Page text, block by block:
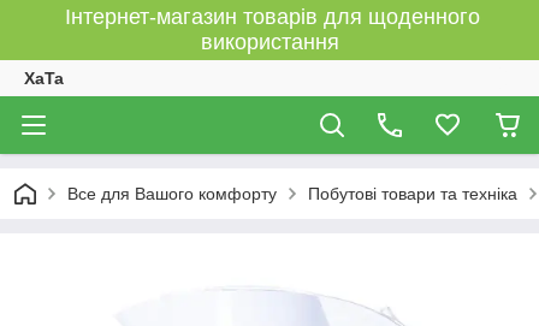
Інтернет-магазин товарів для щоденного
використання
XaTa
Все для Вашого комфорту Побутові товари та техніка